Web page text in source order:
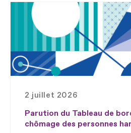
2 juillet 2026
Parution du Tableau de
chômage des personnes